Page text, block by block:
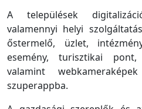
A települések
valamennyi helyi
őstermelő, üzlet,
esemény, turisztikai
valamint
szuperappba.